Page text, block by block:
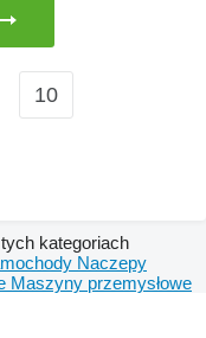
10
kategoriach
Naczepy
Maszyny przemysłowe